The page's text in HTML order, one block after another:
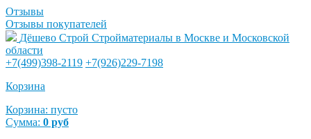
Отзывы
Отзывы покупателей
Дёшево Строй Стройматериалы в Москве и Московской
области
+7(499)398-2119 +7(926)229-7198
Корзина
Корзина: пусто
Сумма: 0 руб